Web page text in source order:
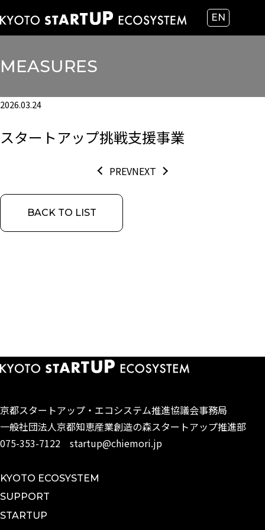
EN
MEASURES
2026.03.24
スタートアップ挑戦支援事業
PREVNEXT
BACK TO LIST
京都スタートアップ・エコシステム推進協議会事務局
一般社団法人京都知恵産業創造の森スタートアップ推進部
075-353-7122
startup@chiemori.jp
KYOTO ECOSYSTEM
SUPPORT
STARTUP